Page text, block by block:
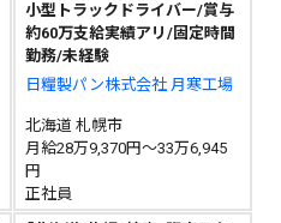
小型トラックドライバー/賞与
約60万支給実績アリ/固定時間
勤務/未経験
日糧製パン株式会社 月寒工場
北海道 札幌市
月給28万9,370円～33万6,945
円
正社員